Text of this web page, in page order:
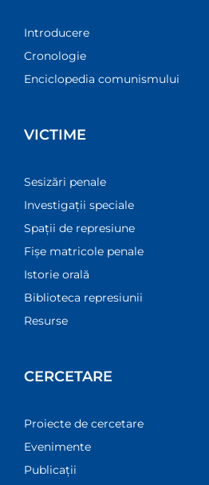
Introducere
Cronologie
Enciclopedia comunismului
VICTIME
Sesizări penale
Investigații speciale
Spații de represiune
Fișe matricole penale
Istorie orală
Biblioteca represiunii
Resurse
CERCETARE
Proiecte de cercetare
Evenimente
Publicații